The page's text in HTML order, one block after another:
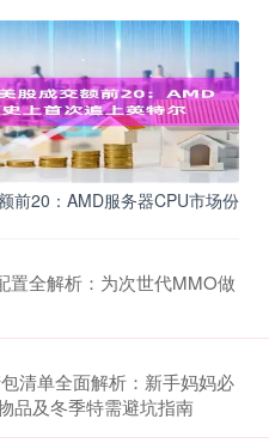
前20：AMD服务器CPU市场份
置全解析：为次世代MMO做
清单全面解析：新手妈妈必
品及冬季特需避坑指南